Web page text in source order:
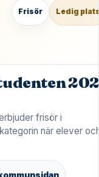
Frisör Ledig
frisör i
när elever